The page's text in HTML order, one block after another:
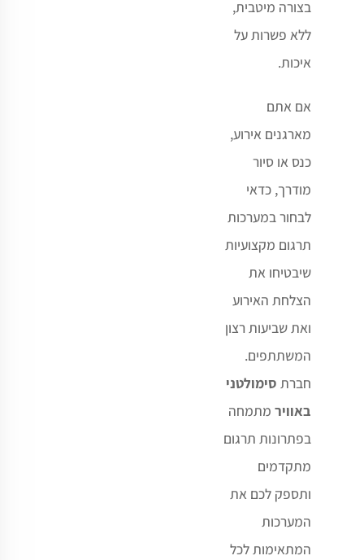
בצורה מיטבית,
ללא פשרות על
איכות.
אם אתם
מארגנים אירוע,
כנס או סיור
מודרך, כדאי
לבחור במערכות
תרגום מקצועיות
שיבטיחו את
הצלחת האירוע
ואת שביעות רצון
המשתתפים.
חברת סימולטני
באוויר מתמחה
בפתרונות תרגום
מתקדמים
ותספק לכם את
המערכות
המתאימות לכל